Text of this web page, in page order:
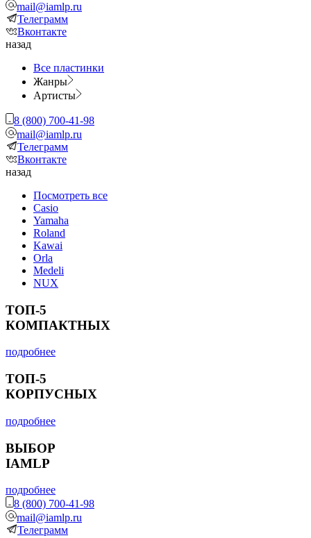
mail@iamlp.ru
Телеграмм
Вконтакте
назад
Все пластинки
Жанры
Артисты
8 (800) 700-41-98
mail@iamlp.ru
Телеграмм
Вконтакте
назад
Посмотреть все
Casio
Yamaha
Roland
Kawai
Orla
Medeli
NUX
ТОП-5
КОМПАКТНЫХ
подробнее
ТОП-5
КОРПУСНЫХ
подробнее
ВЫБОР
IAMLP
подробнее
8 (800) 700-41-98
mail@iamlp.ru
Телеграмм